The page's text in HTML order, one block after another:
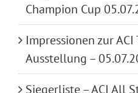
Champion Cup
Impressionen zur
Ausstellung –
Siegerliste – ACI All